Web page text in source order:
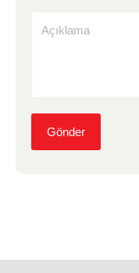
Gönder